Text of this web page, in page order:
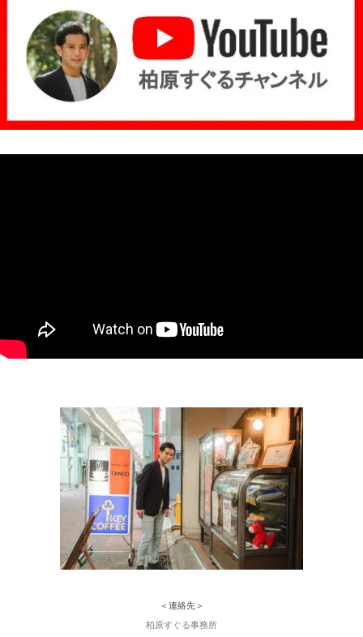
＜連絡先＞
柏原すぐる事務所